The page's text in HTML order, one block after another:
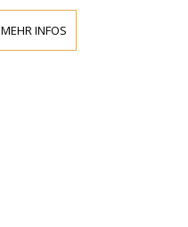
MEHR INFOS